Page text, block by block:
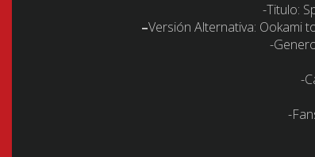
-Titulo:
–Versión Alternativa: Ookami
-
-
-